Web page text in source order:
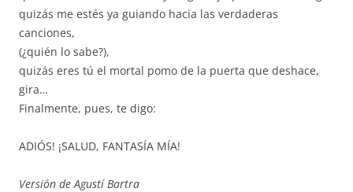
quizás me estés ya guiando hacia las verdaderas
canciones,
(¿quién lo sabe?),
quizás eres tú el mortal pomo de la puerta que deshace,
gira…
Finalmente, pues, te digo:
ADIÓS! ¡SALUD, FANTASÍA MÍA!
Versión de Agustí Bartra